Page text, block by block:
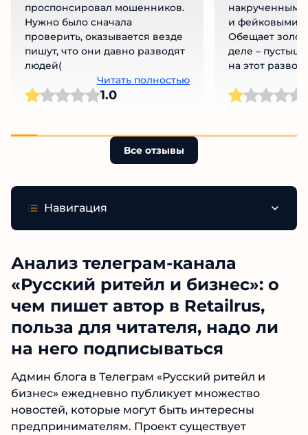
проспонсировал мошенников.
Нужно было сначала
проверить, оказывается везде
пишут, что они давно разводят
людей(
Читать полностью
1.0
и фейковыми
Обещает
деле –
на этот развод!
Все отзывы
Навигация
Анализ телеграм-канала
«Русский ритейл и бизнес»: о
чем пишет автор в Retailrus,
польза для читателя, надо ли
на него подписываться
Админ блога в Телеграм «Русский ритейл и
бизнес» ежедневно публикует множество
новостей, которые могут быть интересны
предпринимателям. Проект существует